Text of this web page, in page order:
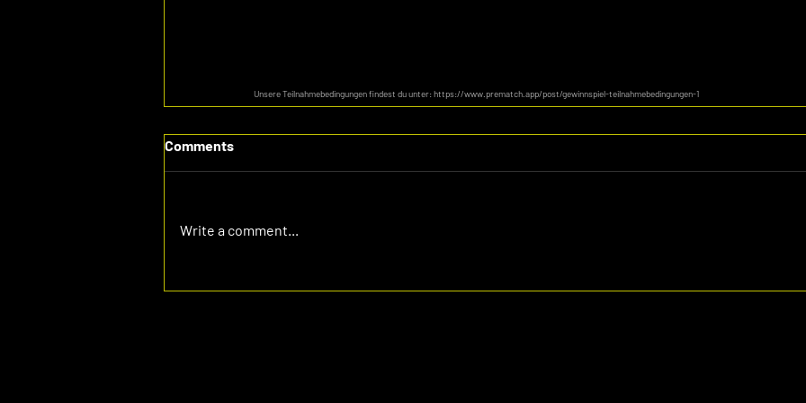
Unsere Teilnahmebedingungen findest du unter: https://www.prematch.app/post/gewinnspiel-teilnahmebedingungen-1
Comments
Write a comment...